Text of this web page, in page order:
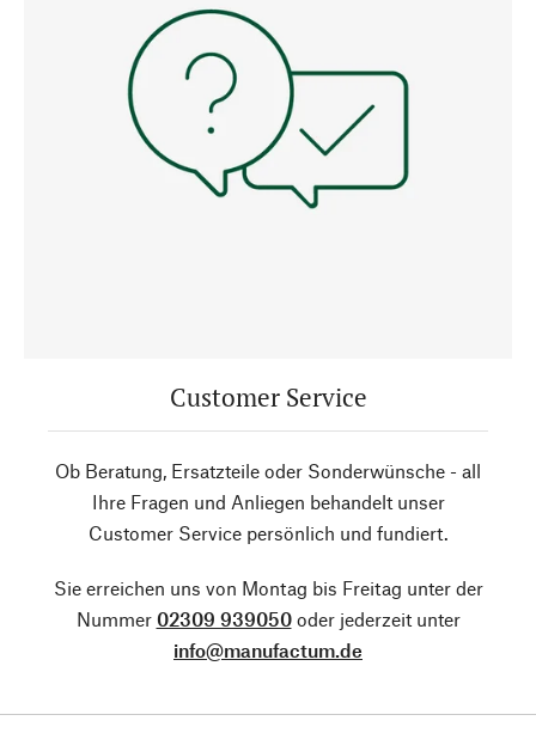
Customer Service
Ob Beratung, Ersatzteile oder Sonderwünsche - all
Ihre Fragen und Anliegen behandelt unser
Customer Service persönlich und fundiert.
Sie erreichen uns von Montag bis Freitag unter der
Nummer 02309 939050oder jederzeit unter
info@manufactum.de